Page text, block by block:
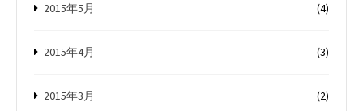
2015年5月 (4)
2015年4月 (3)
2015年3月 (2)